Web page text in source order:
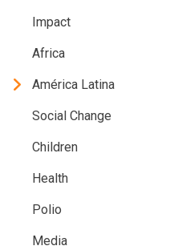
Impact
Africa
América Latina
Social Change
Children
Health
Polio
Media